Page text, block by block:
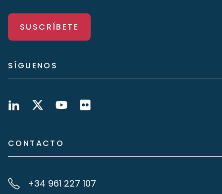
SUSCRÍBETE
SÍGUENOS
CONTACTO
+34 961 227 107